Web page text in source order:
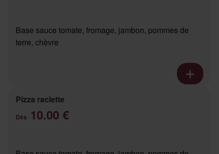
Base sauce tomate, fromage, jambon, pommes de
terre, chèvre
Pizza raclette
Dès 10.00 €